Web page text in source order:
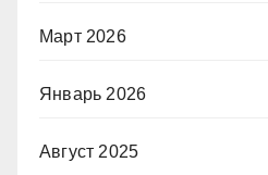
Март 2026
Январь 2026
Август 2025